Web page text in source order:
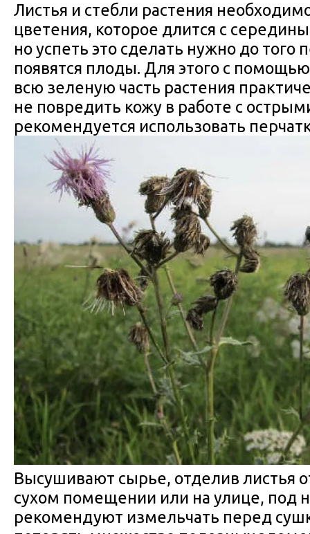
Листья и стебли растения
цветения, которое длится с
но успеть это сделать нужно до того
появятся плоды. Для этого с
всю зеленую часть растения
не повредить кожу в работе с
рекомендуется использовать
Высушивают сырье, отделив листья
сухом помещении или на улице, под
рекомендуют измельчать перед